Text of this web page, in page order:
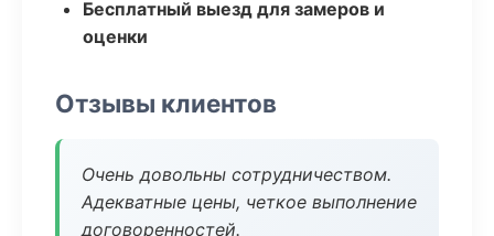
Бесплатный выезд для замеров и
оценки
Отзывы клиентов
Очень довольны сотрудничеством.
Адекватные цены, четкое выполнение
договоренностей.